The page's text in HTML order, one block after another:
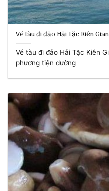
Vé tàu đi đảo Hải Tặc Kiên
Vé tàu đi đảo Hải Tặc Kiên
phương tiện đường